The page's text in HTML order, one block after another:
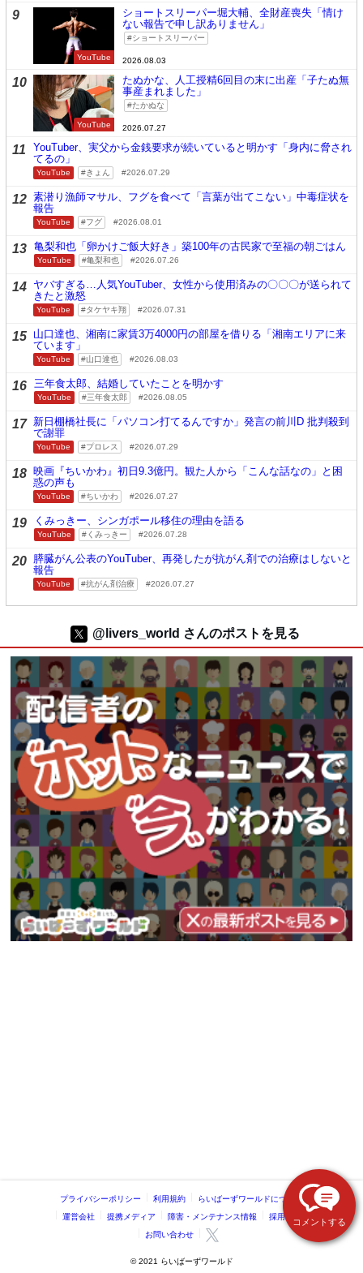
コメントする
9
YouTube
ショートスリーパー堀大輔、全財産喪失「情け
ない報告で申し訳ありません」
ショートスリーパー
2026.08.03
10
YouTube
たぬかな、人工授精6回目の末に出産「子たぬ無
事産まれました」
たかぬな
2026.07.27
11
YouTuber、実父から金銭要求が続いていると明かす「身内に脅され
てるの」
YouTube きょん 2026.07.29
12 素潜り漁師マサル、フグを食べて「言葉が出てこない」中毒症状を
報告
YouTube フグ 2026.08.01
13 亀梨和也「卵かけご飯大好き」築100年の古民家で至福の朝ごはん
YouTube 亀梨和也 2026.07.26
14 ヤバすぎる…人気YouTuber、女性から使用済みの〇〇〇が送られて
きたと激怒
YouTube タケヤキ翔 2026.07.31
15 山口達也、湘南に家賃3万4000円の部屋を借りる「湘南エリアに来
ています」
YouTube 山口達也 2026.08.03
16 三年食太郎、結婚していたことを明かす
YouTube 三年食太郎 2026.08.05
17 新日棚橋社長に「パソコン打てるんですか」発言の前川D 批判殺到
で謝罪
YouTube プロレス 2026.07.29
18 映画『ちいかわ』初日9.3億円。観た人から「こんな話なの」と困
惑の声も
YouTube ちいかわ 2026.07.27
19 くみっきー、シンガポール移住の理由を語る
YouTube くみっきー 2026.07.28
20 膵臓がん公表のYouTuber、再発したが抗がん剤での治療はしないと
報告
YouTube 抗がん剤治療 2026.07.27
@livers_world さんのポストを見る
プライバシーポリシー 利用規約 らいばーずワールドについて
運営会社 提携メディア 障害・メンテナンス情報 採用情報
お問い合わせ
©️ 2021 らいばーずワールド